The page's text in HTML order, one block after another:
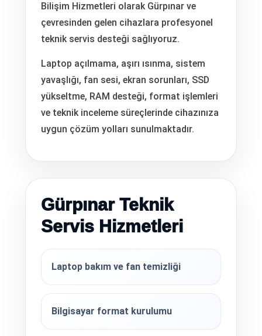
Bilişim Hizmetleri olarak Gürpınar ve
çevresinden gelen cihazlara profesyonel
teknik servis desteği sağlıyoruz.
Laptop açılmama, aşırı ısınma, sistem
yavaşlığı, fan sesi, ekran sorunları, SSD
yükseltme, RAM desteği, format işlemleri
ve teknik inceleme süreçlerinde cihazınıza
uygun çözüm yolları sunulmaktadır.
Gürpınar Teknik
Servis Hizmetleri
Laptop bakım ve fan temizliği
Bilgisayar format kurulumu